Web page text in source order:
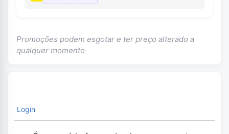
Promoções podem esgotar e ter preço alterado a
qualquer momento
Login